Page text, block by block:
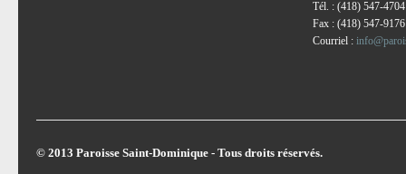
Tél. : (418) 547-
Fax : (418) 547-9176
Courriel :
© 2013 Paroisse Saint-Dominique - Tous droits réservés.